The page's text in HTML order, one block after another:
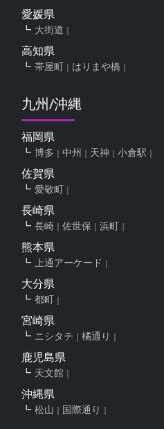
愛媛県
大街道
高知県
帯屋町 はりまや橋
九州/沖縄
福岡県
博多 中州 天神 小倉駅
佐賀県
愛敬町
長崎県
長崎 佐世保 浜町
熊本県
上通アーケード
大分県
都町
宮崎県
ニシタチ 橘通り
鹿児島県
天文館
沖縄県
松山 国際通り